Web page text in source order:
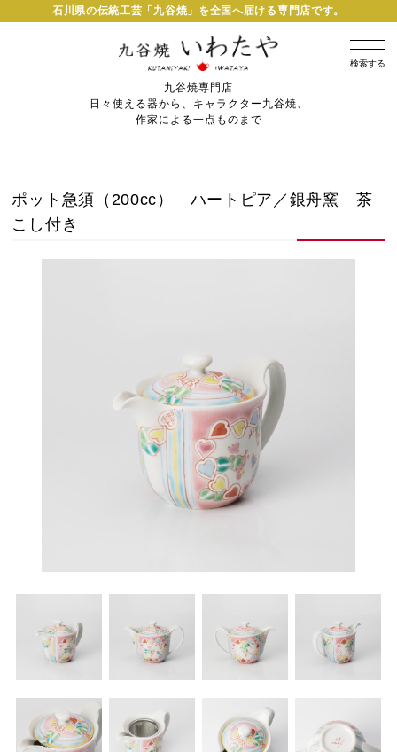
石川県の伝統工芸「九谷焼」を全国へ届ける専門店です。
検索する
九谷焼専門店
日々使える器から、キャラクター九谷焼、
作家による一点ものまで
ポット急須（200cc） ハートピア／銀舟窯 茶
こし付き